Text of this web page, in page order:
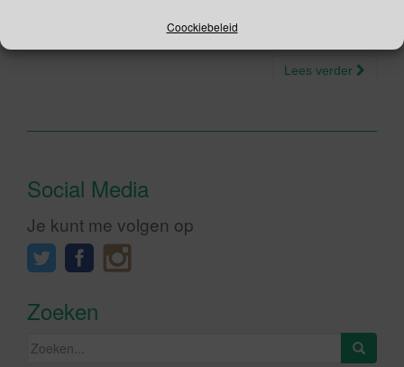
Coockiebeleid
van wat 2 jonge Canadese […]
Lees verder
Social Media
Je kunt me volgen op
Zoeken
Zoeken